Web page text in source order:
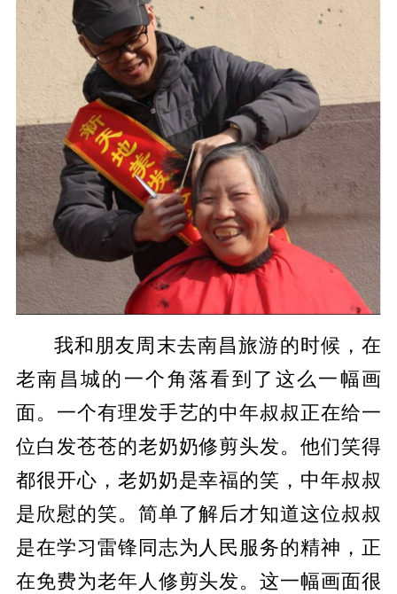
我和朋友周末去南昌旅游的时候，在
老南昌城的一个角落看到了这么一幅画
面。一个有理发手艺的中年叔叔正在给一
位白发苍苍的老奶奶修剪头发。他们笑得
都很开心，老奶奶是幸福的笑，中年叔叔
是欣慰的笑。简单了解后才知道这位叔叔
是在学习雷锋同志为人民服务的精神，正
在免费为老年人修剪头发。这一幅画面很